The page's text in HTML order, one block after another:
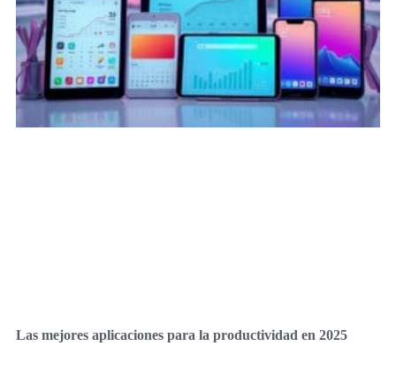
Las mejores aplicaciones para la productividad en 2025